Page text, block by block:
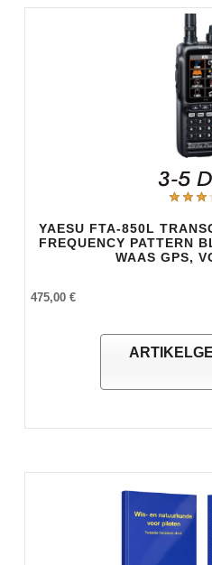
YAESU FTA-850L
FREQUENCY PATTERN
WAAS GPS,
475,00 €